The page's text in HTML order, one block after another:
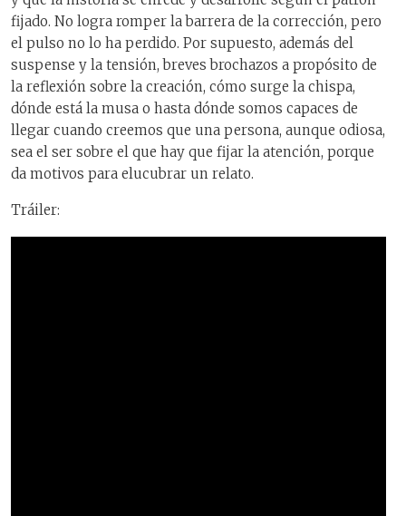
fijado. No logra romper la barrera de la corrección, pero
el pulso no lo ha perdido. Por supuesto, además del
suspense y la tensión, breves brochazos a propósito de
la reflexión sobre la creación, cómo surge la chispa,
dónde está la musa o hasta dónde somos capaces de
llegar cuando creemos que una persona, aunque odiosa,
sea el ser sobre el que hay que fijar la atención, porque
da motivos para elucubrar un relato.
Tráiler: